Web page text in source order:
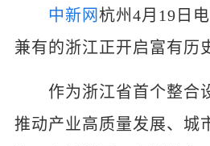
中新网 杭州4月19日
兼有的浙江正开启富有历
作为浙江省首个整合设
推动产业高质量发展、城